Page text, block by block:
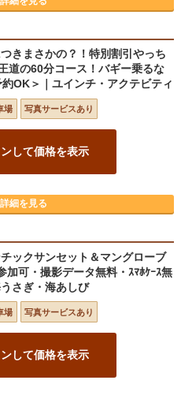
きまさかの？！特別割引やっち
道の60分コース！バギー乗るな
OK＞｜ユインチ・アクテビティ
場 写真サービスあり
して価格を表示
細を見る
ックサンセット＆マングローブ
可・撮影データ無料・ｽﾏﾎｹｰｽ無
さぎ・海あしび
場 写真サービスあり
して価格を表示